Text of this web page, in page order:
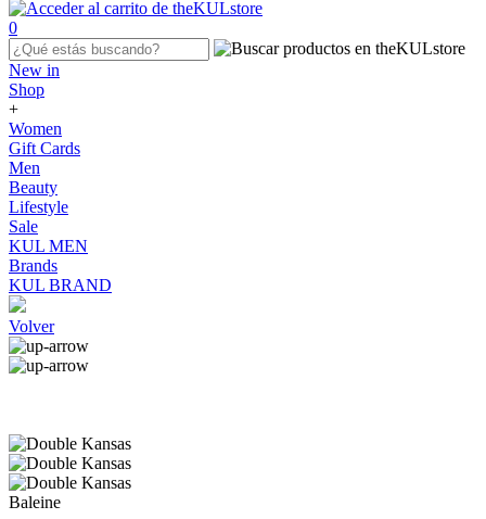
0
New in
Shop
+
Women
Gift Cards
Men
Beauty
Lifestyle
Sale
KUL MEN
Brands
KUL BRAND
Volver
Baleine